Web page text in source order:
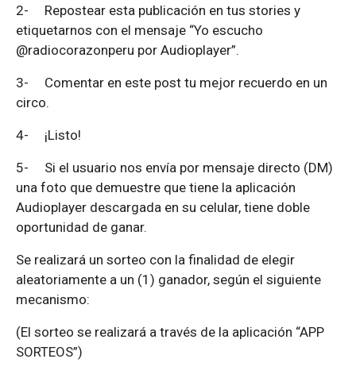
2- Repostear esta publicación en tus stories y
etiquetarnos con el mensaje “Yo escucho
@radiocorazonperu por Audioplayer”.
3- Comentar en este post tu mejor recuerdo en un
circo.
4- ¡Listo!
5- Si el usuario nos envía por mensaje directo (DM)
una foto que demuestre que tiene la aplicación
Audioplayer descargada en su celular, tiene doble
oportunidad de ganar.
Se realizará un sorteo con la finalidad de elegir
aleatoriamente a un (1) ganador, según el siguiente
mecanismo:
(El sorteo se realizará a través de la aplicación “APP
SORTEOS”)